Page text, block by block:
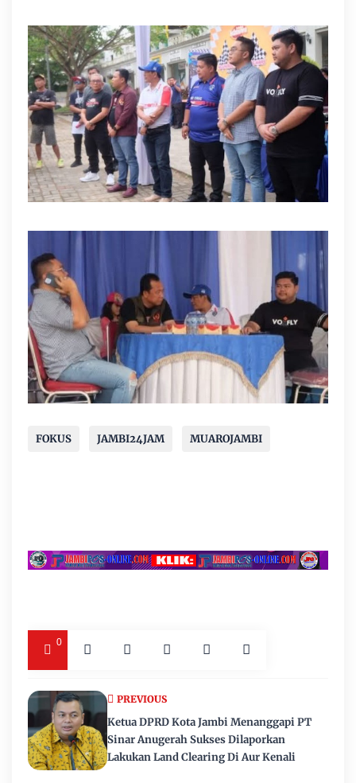
FOKUS JAMBI24JAM MUAROJAMBI
0
PREVIOUS
Ketua DPRD Kota Jambi Menanggapi PT
Sinar Anugerah Sukses Dilaporkan
Lakukan Land Clearing Di Aur Kenali